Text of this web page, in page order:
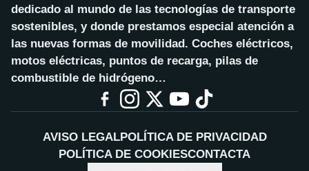
dedicado al mundo de las tecnologías de transporte
sostenibles, y donde prestamos especial atención a
las nuevas formas de movilidad. Coches eléctricos,
motos eléctricas, puntos de recarga, pilas de
combustible de hidrógeno…
AVISO LEGALPOLÍTICA DE PRIVACIDAD
POLÍTICA DE COOKIESCONTACTA